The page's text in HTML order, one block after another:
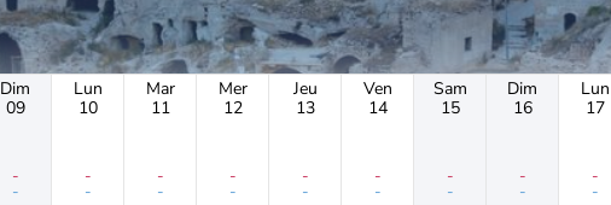
Dim
09
-
-
Lun
10
-
-
Mar
11
-
-
Mer
12
-
-
Jeu
13
-
-
Ven
14
-
-
Sam
15
-
-
Dim
16
-
-
Lun
17
-
-